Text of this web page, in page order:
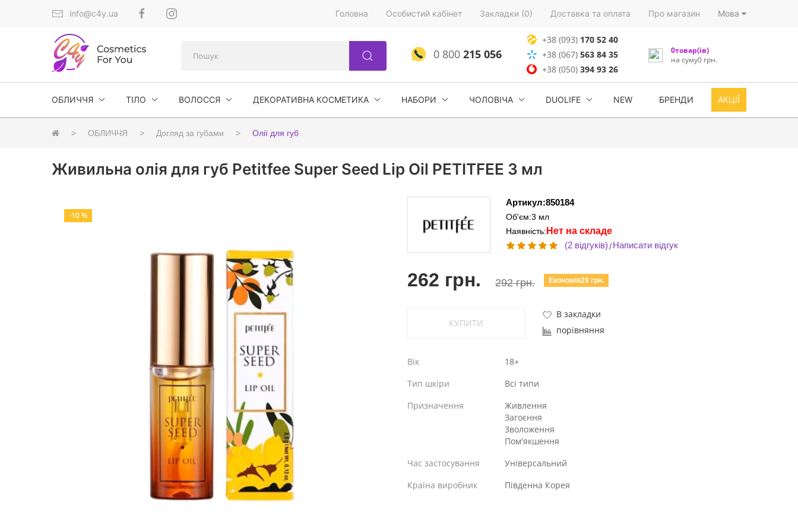
info@c4y.ua Головна Особистий кабінет Закладки (0) Доставка та оплата Про магазин Мова
0 800215 056
+38 (093) 170 52 40
+38 (067) 563 84 35
+38 (050)394 93 26
0товар(ів)
на суму0 грн.
ОБЛИЧЧЯ ТІЛО ВОЛОССЯ ДЕКОРАТИВНА КОСМЕТИКА НАБОРИ ЧОЛОВІЧА DUOLIFE NEW БРЕНДИ АКЦІЇ
ОБЛИЧЧЯ Догляд за губами Олії для губ
Живильна олія для губ Petitfee Super Seed Lip Oil PETITFEE 3 мл
-10 %
Артикул:850184
Об'єм:3 мл
Наявність: Нет на складе
(2 відгуків)/Написати відгук
262 грн. 292 грн. Економія29 грн.
КУПИТИ
В закладки
порівняння
Вік
18+
Тип шкіри
Всі типи
Призначення
Живлення
Загоєння
Зволоження
Пом'якшення
Час застосування
Універсальний
Країна виробник
Південна Корея